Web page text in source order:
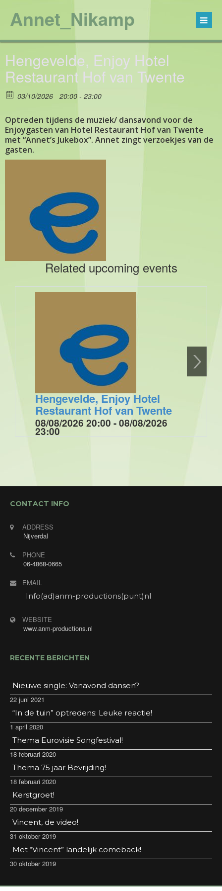
Annet_Nikamp
Hengevelde, Enjoy Hotel
Restaurant Hof van Twente
03/10/2026 20:00 - 23:00
Optreden tijdens de muziek/ dansavond voor de
Enjoygasten van Hotel Restaurant Hof van Twente
met “Annet’s Jukebox”. Annet zingt verzoekjes van de
gasten.
Related upcoming events
Hengevelde, Enjoy Hotel
Restaurant Hof van Twente
08/08/2026 20:00 - 08/08/2026
23:00
CONTACT INFO
ADDRESS
Nijverdal
PHONE
06-4868-0665
EMAIL
Info(ad)anm-productions(punt)nl
WEBSITE
www.anm-productions.nl
RECENTE BERICHTEN
Nieuwe single: Vanavond dansen?
22 juni 2021
“In de tuin” optredens: Leuke reactie!
1 april 2020
Thema Eurovisie Songfestival!
18 februari 2020
Thema 75 jaar Bevrijding!
18 februari 2020
Kerstgroet!
20 december 2019
Vincent, de video!
31 oktober 2019
Met “Vincent” landelijk comeback!
30 oktober 2019